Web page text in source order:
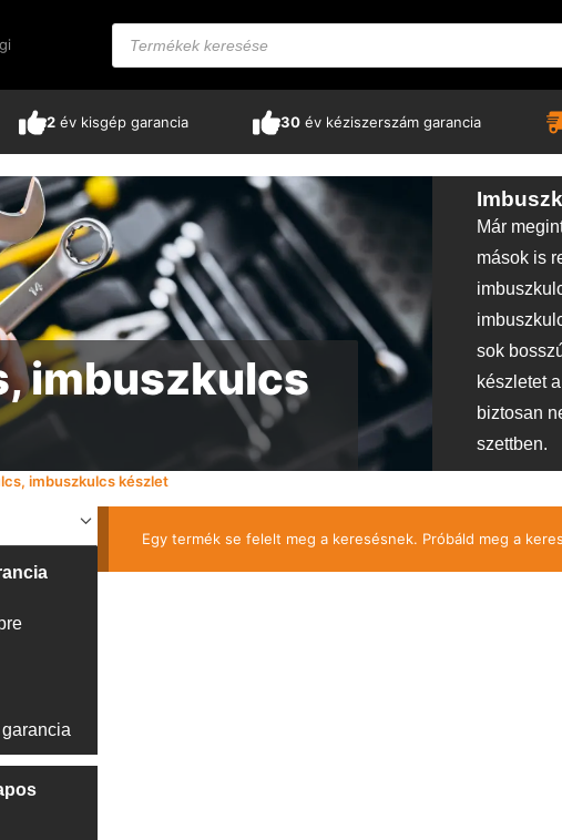
Products
search
2év kisgép garancia 30 év kéziszerszám garancia
imbuszkulcs
Már
mások is
sok
készletet
biztosan
szettben.
imbuszkulcs készlet
Egy termék se felelt meg a keresésnek. Próbáld meg a